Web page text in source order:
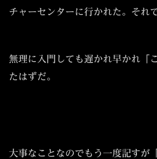
チャーセンターに行かれた。それ
無理に入門しても遅かれ早かれ「
たはずだ。
大事なことなのでもう一度記すが